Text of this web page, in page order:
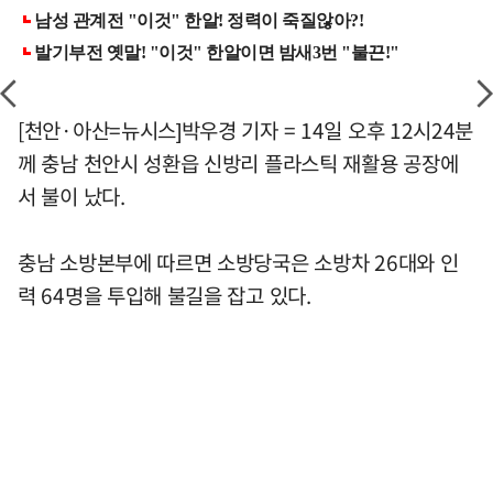
[천안·아산=뉴시스]박우경 기자 = 14일 오후 12시24분
께 충남 천안시 성환읍 신방리 플라스틱 재활용 공장에
서 불이 났다.
충남 소방본부에 따르면 소방당국은 소방차 26대와 인
력 64명을 투입해 불길을 잡고 있다.